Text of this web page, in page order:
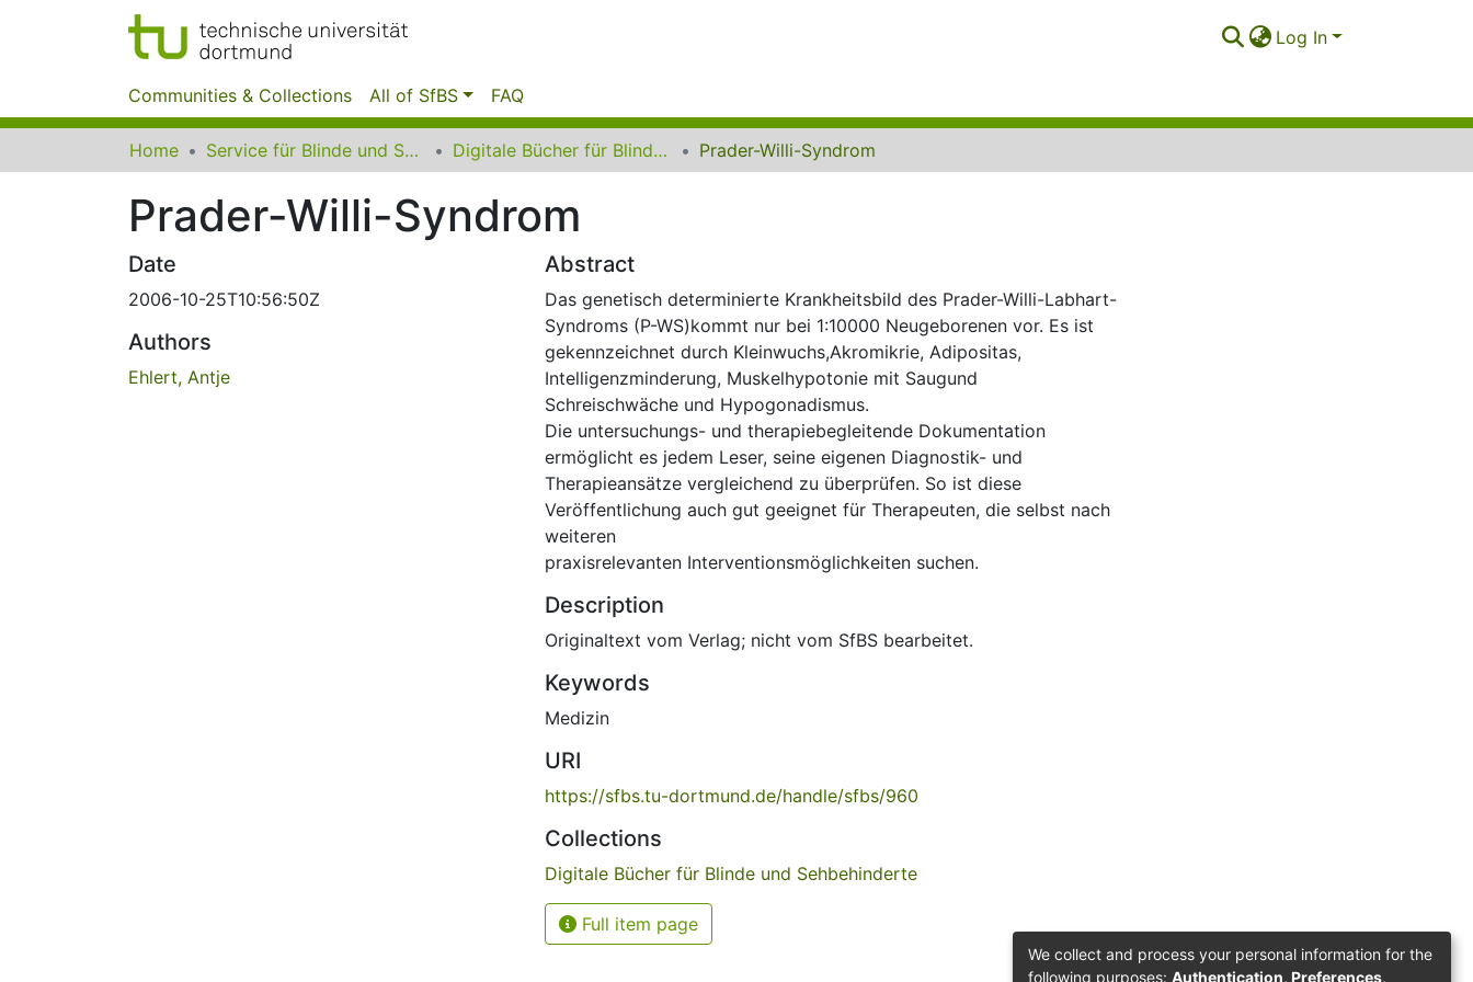
Log In
Communities & Collections All of SfBS FAQ
Home Service für Blinde und Sehbehinderte der UB Dortmund Digitale Bücher für Blinde und Sehbehinderte Prader-Willi-Syndrom
Prader-Willi-Syndrom
Date
2006-10-25T10:56:50Z
Authors
Ehlert, Antje
Abstract
Das genetisch determinierte Krankheitsbild des Prader-Willi-Labhart-
Syndroms (P-WS)kommt nur bei 1:10000 Neugeborenen vor. Es ist
gekennzeichnet durch Kleinwuchs,Akromikrie, Adipositas,
Intelligenzminderung, Muskelhypotonie mit Saugund
Schreischwäche und Hypogonadismus.
Die untersuchungs- und therapiebegleitende Dokumentation
ermöglicht es jedem Leser, seine eigenen Diagnostik- und
Therapieansätze vergleichend zu überprüfen. So ist diese
Veröffentlichung auch gut geeignet für Therapeuten, die selbst nach
weiteren
praxisrelevanten Interventionsmöglichkeiten suchen.
Description
Originaltext vom Verlag; nicht vom SfBS bearbeitet.
Keywords
Medizin
URI
https://sfbs.tu-dortmund.de/handle/sfbs/960
Collections
Digitale Bücher für Blinde und Sehbehinderte
Full item page
We collect and process your personal information for the
following purposes: Authentication, Preferences,